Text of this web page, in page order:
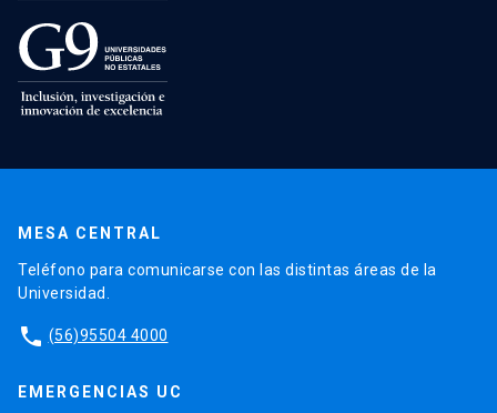
MESA CENTRAL
Teléfono para comunicarse con las distintas áreas de la
Universidad.
phone (56)95504 4000
EMERGENCIAS UC